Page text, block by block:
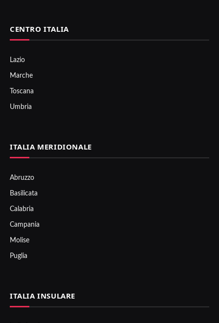
CENTRO ITALIA
Lazio
Marche
Toscana
Umbria
ITALIA MERIDIONALE
Abruzzo
Basilicata
Calabria
Campania
Molise
Puglia
ITALIA INSULARE